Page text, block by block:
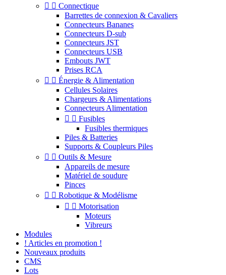
  Connectique
Barrettes de connexion & Cavaliers
Connecteurs Bananes
Connecteurs D-sub
Connecteurs JST
Connecteurs USB
Embouts JWT
Prises RCA
  Énergie & Alimentation
Cellules Solaires
Chargeurs & Alimentations
Connecteurs Alimentation
  Fusibles
Fusibles thermiques
Piles & Batteries
Supports & Coupleurs Piles
  Outils & Mesure
Appareils de mesure
Matériel de soudure
Pinces
  Robotique & Modélisme
  Motorisation
Moteurs
Vibreurs
Modules
! Articles en promotion !
Nouveaux produits
CMS
Lots